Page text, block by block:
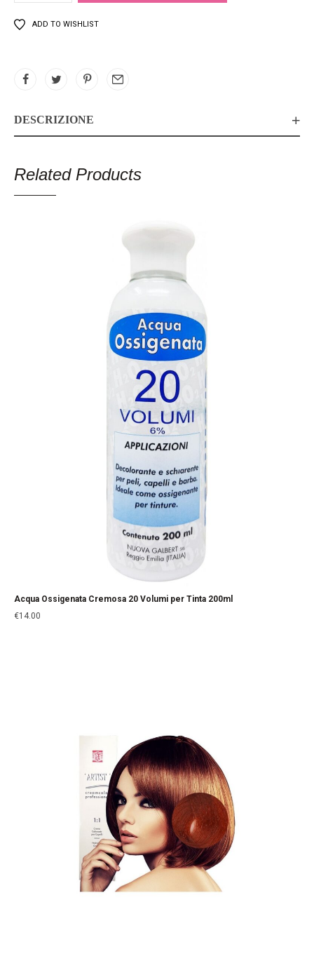
ADD TO WISHLIST
DESCRIZIONE
Related Products
Acqua Ossigenata Cremosa 20 Volumi per Tinta 200ml
€14.00